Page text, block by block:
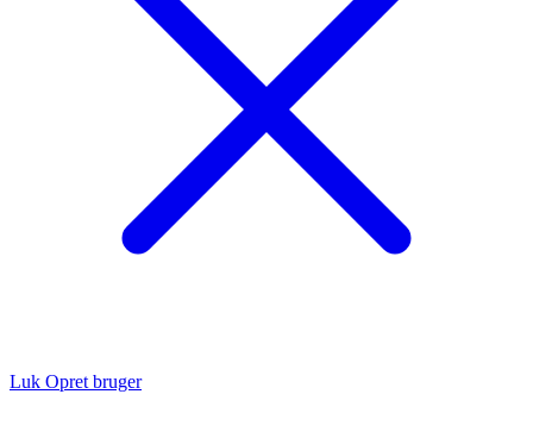
Luk Opret bruger